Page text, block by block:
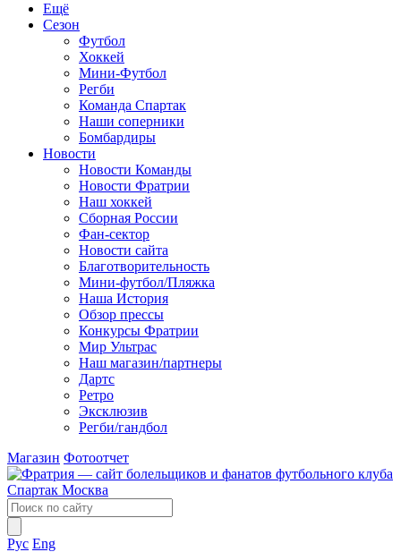
Ещё
Сезон
Футбол
Хоккей
Мини-Футбол
Регби
Команда Спартак
Наши соперники
Бомбардиры
Новости
Новости Команды
Новости Фратрии
Наш хоккей
Сборная России
Фан-cектор
Новости сайта
Благотворительность
Мини-футбол/Пляжка
Наша История
Обзор прессы
Конкурсы Фратрии
Мир Ультрас
Наш магазин/партнеры
Дартс
Ретро
Эксклюзив
Регби/гандбол
Магазин Фотоотчет
Рус Eng